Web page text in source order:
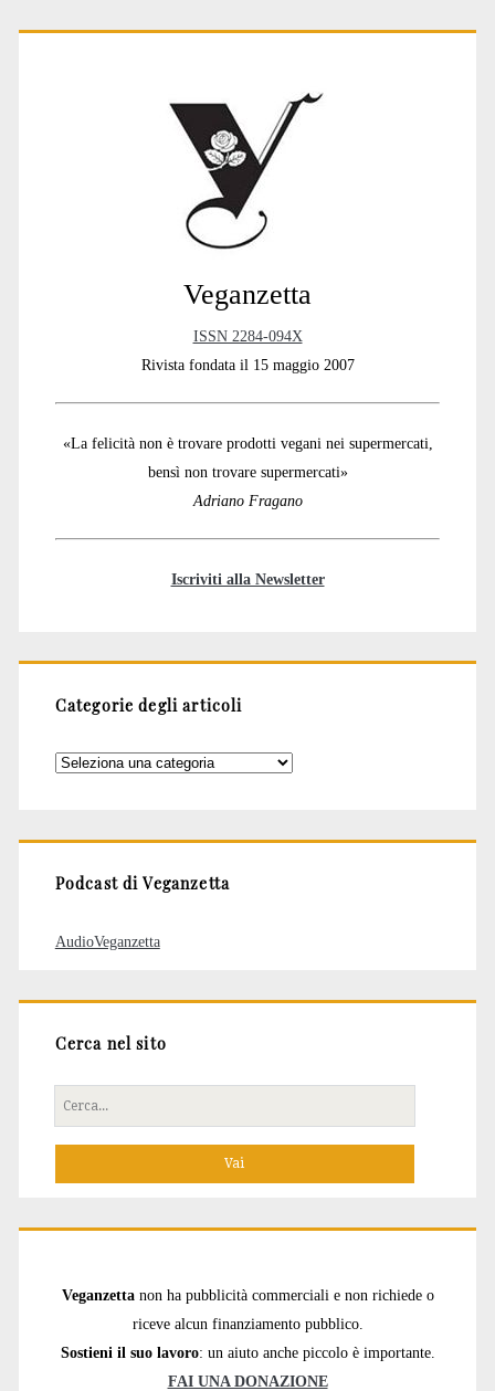
Primary
Veganzetta
ISSN 2284-094X
Rivista fondata il 15 maggio 2007
«La felicità non è trovare prodotti vegani nei supermercati,
bensì non trovare supermercati»
Adriano Fragano
Iscriviti alla Newsletter
Categorie degli articoli
Categorie
Podcast di Veganzetta
AudioVeganzetta
Cerca nel sito
Cerca
per:
Veganzetta non ha pubblicità commerciali e non richiede o
riceve alcun finanziamento pubblico.
Sostieni il suo lavoro: un aiuto anche piccolo è importante.
FAI UNA DONAZIONE